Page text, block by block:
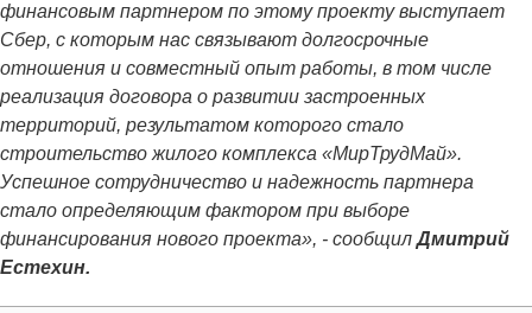
финансовым партнером по этому проекту выступает
Сбер, с которым нас связывают долгосрочные
отношения и совместный опыт работы, в том числе
реализация договора о развитии застроенных
территорий, результатом которого стало
строительство жилого комплекса «МирТрудМай».
Успешное сотрудничество и надежность партнера
стало определяющим фактором при выборе
финансирования нового проекта», - сообщилДмитрий
Естехин.